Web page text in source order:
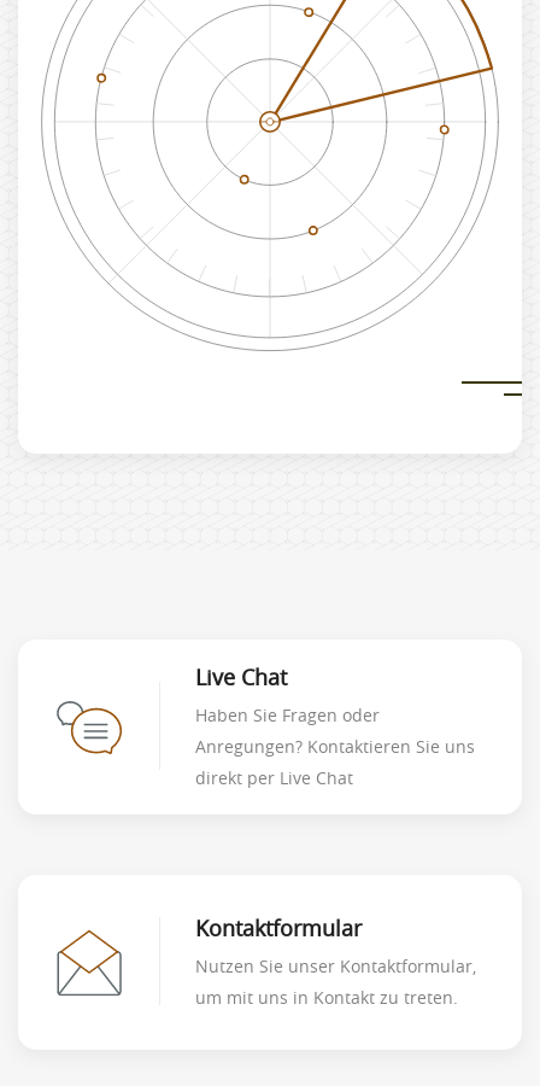
Live Chat
Haben Sie Fragen oder
Anregungen? Kontaktieren Sie uns
direkt per Live Chat
Kontaktformular
Nutzen Sie unser Kontaktformular,
um mit uns in Kontakt zu treten.